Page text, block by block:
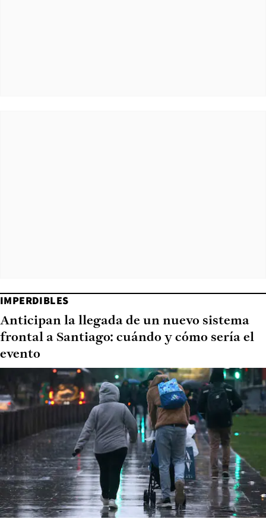
IMPERDIBLES
Anticipan la llegada de un nuevo sistema
frontal a Santiago: cuándo y cómo sería el
evento